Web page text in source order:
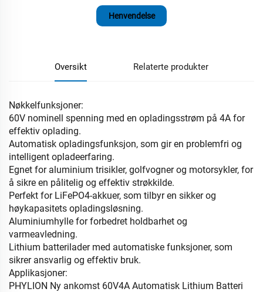
Henvendelse
Oversikt Relaterte produkter
Nøkkelfunksjoner:
60V nominell spenning med en opladingsstrøm på 4A for
effektiv oplading.
Automatisk opladingsfunksjon, som gir en problemfri og
intelligent opladeerfaring.
Egnet for aluminium trisikler, golfvogner og motorsykler, for
å sikre en pålitelig og effektiv strøkkilde.
Perfekt for LiFePO4-akkuer, som tilbyr en sikker og
høykapasitets opladingsløsning.
Aluminiumhylle for forbedret holdbarhet og
varmeavledning.
Lithium batterilader med automatiske funksjoner, som
sikrer ansvarlig og effektiv bruk.
Applikasjoner:
PHYLION Ny ankomst 60V4A Automatisk Lithium Batteri